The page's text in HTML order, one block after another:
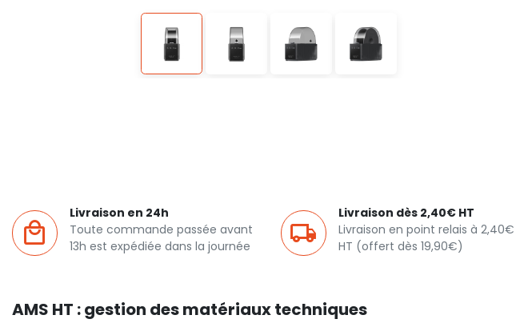
Livraison en 24h
Toute commande passée avant
13h est expédiée dans la journée
Livraison dès 2,40€ HT
Livraison en point relais à 2,40€
HT (offert dès 19,90€)
AMS HT : gestion des matériaux techniques